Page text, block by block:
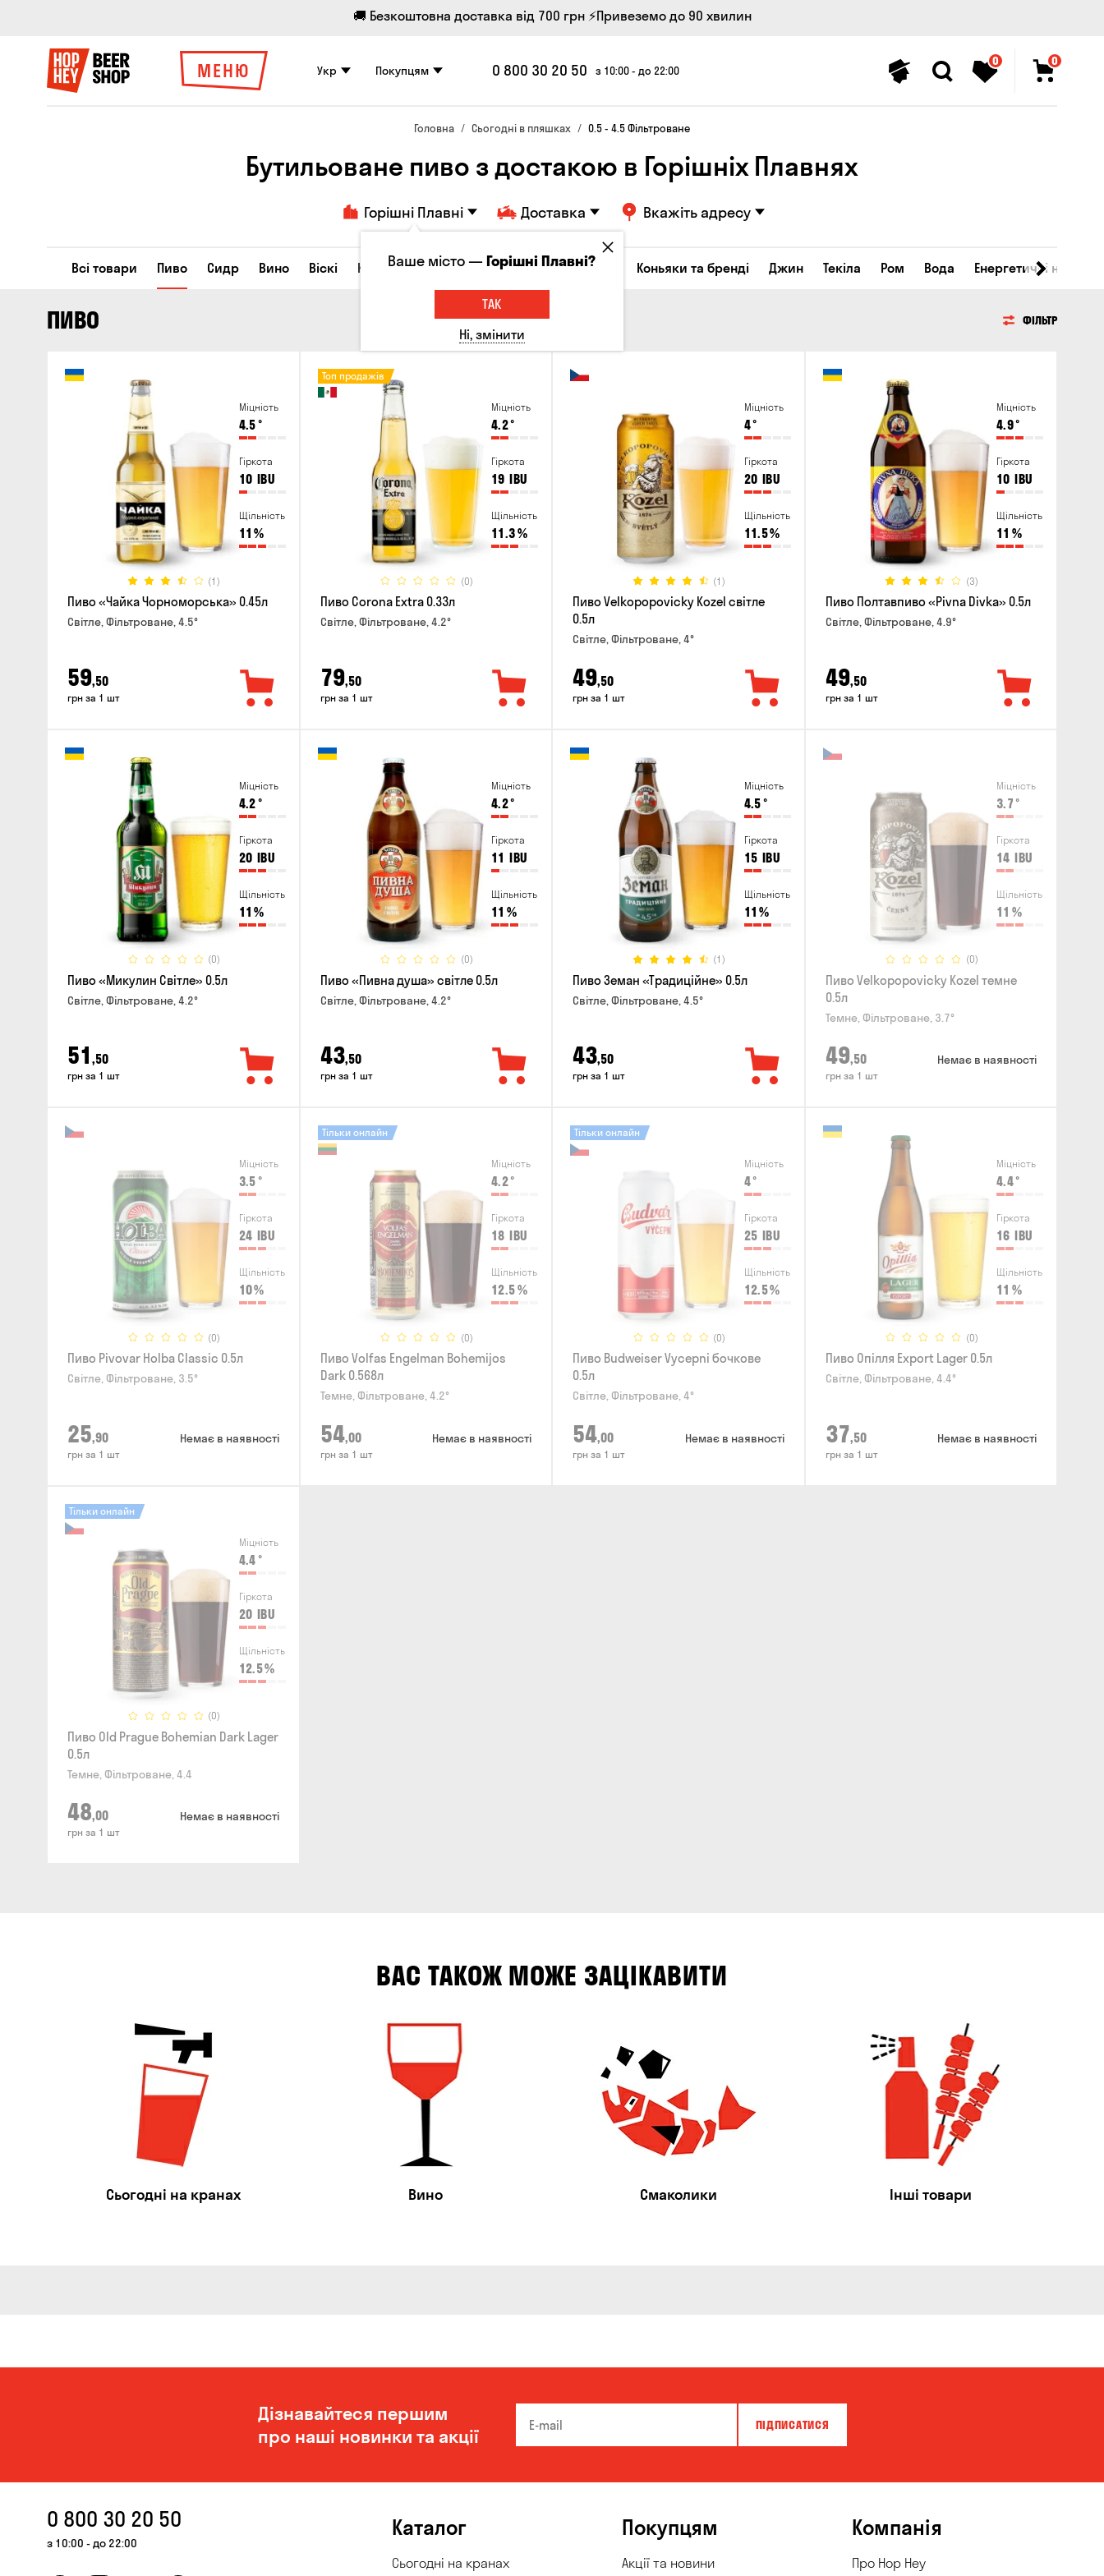
🚚 Безкоштовна доставка від 700 грн ⚡Привеземо до 90 хвилин
МЕНЮ Укр Покупцям 0 800 30 20 50 з 10:00 - до 22:00
0 0
Головна Сьогодні в пляшках 0.5 - 4.5 Фільтроване
Бутильоване пиво з достакою в Горішніх Плавнях
Горішні Плавні Доставка Вкажіть адресу
Всі товари Пиво Сидр Вино Віскі Коктейлі Соджу Лікери та настоянки Коньяки та бренді Джин Текіла Ром Вода Енергетичні напої
ПИВО ФІЛЬТР
Міцність
4.5°
Гіркота
10 IBU
Щільність
11 %
(1)
Пиво «Чайка Чорноморська» 0.45л
Світле, Фільтроване, 4.5°
59,50
грн за 1 шт
Міцність
4.2°
Гіркота
19 IBU
Щільність
11.3%
(0)
Топ продажів
Пиво Corona Extra 0.33л
Світле, Фільтроване, 4.2°
79,50
грн за 1 шт
Міцність
4°
Гіркота
20 IBU
Щільність
11.5%
(1)
Пиво Velkopopovicky Kozel світле
0.5л
Світле, Фільтроване, 4°
49,50
грн за 1 шт
Міцність
4.9°
Гіркота
10 IBU
Щільність
11 %
(3)
Пиво Полтавпиво «Pivna Divka» 0.5л
Світле, Фільтроване, 4.9°
49,50
грн за 1 шт
Міцність
4.2°
Гіркота
20 IBU
Щільність
11 %
(0)
Пиво «Микулин Світле» 0.5л
Світле, Фільтроване, 4.2°
51 ,50
грн за 1 шт
Міцність
4.2°
Гіркота
11 IBU
Щільність
11 %
(0)
Пиво «Пивна душа» світле 0.5л
Світле, Фільтроване, 4.2°
43,50
грн за 1 шт
Міцність
4.5°
Гіркота
15 IBU
Щільність
11 %
(1)
Пиво Земан «Традиційне» 0.5л
Світле, Фільтроване, 4.5°
43,50
грн за 1 шт
Міцність
3.7 °
Гіркота
14 IBU
Щільність
11 %
(0)
Пиво Velkopopovicky Kozel темне
0.5л
Темне, Фільтроване, 3.7°
49,50
грн за 1 шт
Немає в наявності
Міцність
3.5 °
Гіркота
24 IBU
Щільність
10%
(0)
Пиво Pivovar Holba Classic 0.5л
Світле, Фільтроване, 3.5°
25,90
грн за 1 шт
Немає в наявності
Міцність
4.2°
Гіркота
18 IBU
Щільність
12.5%
(0)
Тільки онлайн
Пиво Volfas Engelman Bohemijos
Dark 0.568л
Темне, Фільтроване, 4.2°
54,00
грн за 1 шт
Немає в наявності
Міцність
4°
Гіркота
25 IBU
Щільність
12.5%
(0)
Тільки онлайн
Пиво Budweiser Vycepni бочкове
0.5л
Світле, Фільтроване, 4°
54,00
грн за 1 шт
Немає в наявності
Міцність
4.4°
Гіркота
16 IBU
Щільність
11 %
(0)
Пиво Опілля Export Lager 0.5л
Світле, Фільтроване, 4.4°
37,50
грн за 1 шт
Немає в наявності
Міцність
4.4 °
Гіркота
20 IBU
Щільність
12.5%
(0)
Тільки онлайн
Пиво Old Prague Bohemian Dark Lager
0.5л
Темне, Фільтроване, 4.4
48,00
грн за 1 шт
Немає в наявності
ВАС ТАКОЖ МОЖЕ ЗАЦІКАВИТИ
Сьогодні на кранах Вино Смаколики Інші товари
Дізнавайтеся першим
про наші новинки та акції
ПІДПИСАТИСЯ
0 800 30 20 50
з 10:00 - до 22:00
Каталог
Сьогодні на кранах
Покупцям
Акції та новини
Компанія
Про Hop Hey
Ваше місто —Горішні Плавні?
ТАК
Ні, змінити